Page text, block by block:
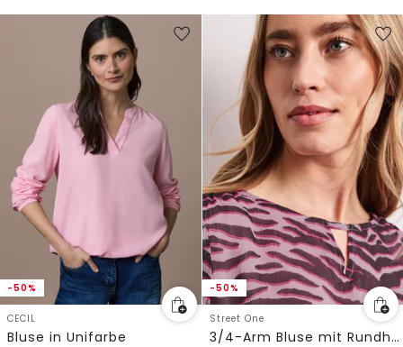
-50%
CECIL
Bluse in Unifarbe
-50%
Street One
3/4-Arm Bluse mit Rundhals aus Chiffon